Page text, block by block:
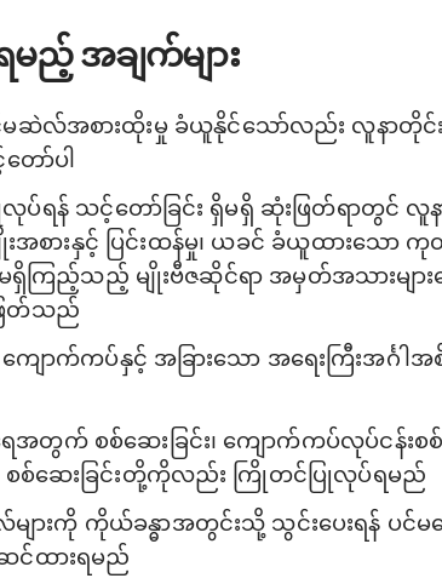
ည့် အချက်များ
ဆဲလ်အစားထိုးမှု ခံယူနိုင်သော်လည်း လူနာတို
ာ်ပါ
ရန် သင့်တော်ခြင်း ရှိမရှိ ဆုံးဖြတ်ရာတွင် လူန
ျိုးအစားနှင့် ပြင်းထန်မှု၊ ယခင် ခံယူထားသေ
ကြည့်သည့် မျိုးဗီဇဆိုင်ရာ အမှတ်အသားမျ
ြတ်သည်
ောက်ကပ်နှင့် အခြားသော အရေးကြီးအင်္ဂါ
က် စစ်ဆေးခြင်း၊ ကျောက်ကပ်လုပ်ငန်းစစ်
ရှိမရှိ စစ်ဆေးခြင်းတို့ကိုလည်း ကြိုတင်ပြုလုပ်ရမည်
ျားကို ကိုယ်ခန္ဓာအတွင်းသို့ သွင်းပေးရန် ပင်မ
င်ထားရမည်